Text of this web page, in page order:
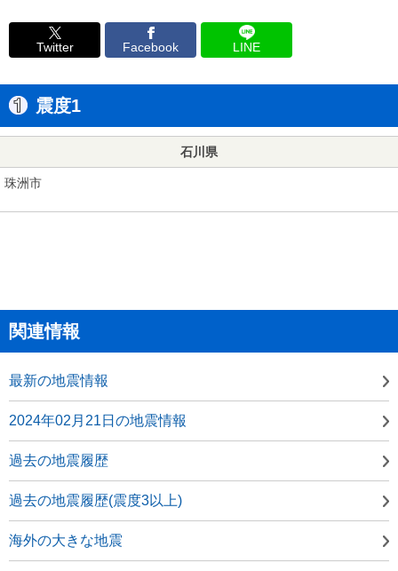
Twitter Facebook LINE
震度1
石川県
珠洲市
関連情報
最新の地震情報
2024年02月21日の地震情報
過去の地震履歴
過去の地震履歴(震度3以上)
海外の大きな地震